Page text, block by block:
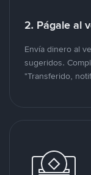
2. Págale al
Envía dinero al
sugeridos.
"Transferido,